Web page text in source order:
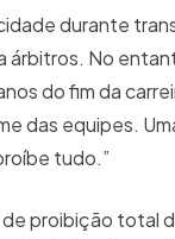
durante
árbitros. No
do fim da
das equipes.
tudo.”
proibição total